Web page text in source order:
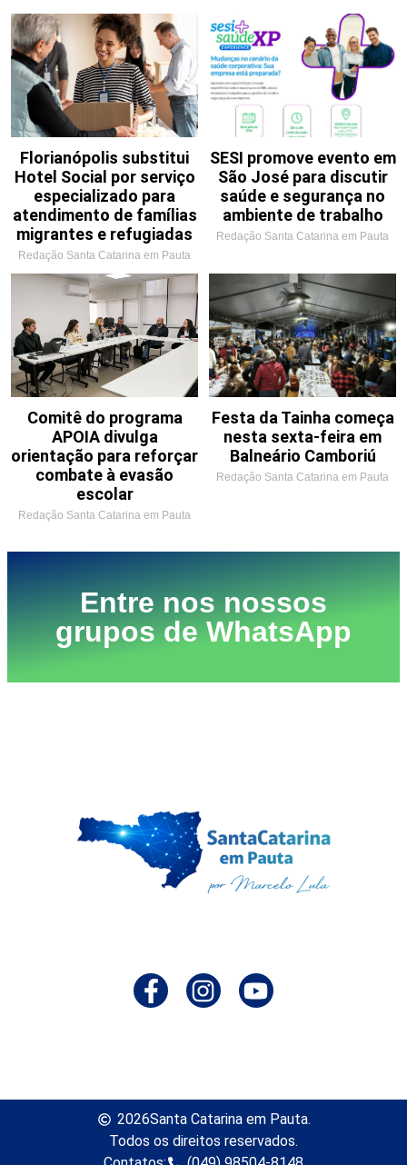
Florianópolis substitui
Hotel Social por serviço
especializado para
atendimento de famílias
migrantes e refugiadas
Redação Santa Catarina em Pauta
SESI promove evento em
São José para discutir
saúde e segurança no
ambiente de trabalho
Redação Santa Catarina em Pauta
Comitê do programa
APOIA divulga
orientação para reforçar
combate à evasão
escolar
Redação Santa Catarina em Pauta
Festa da Tainha começa
nesta sexta-feira em
Balneário Camboriú
Redação Santa Catarina em Pauta
Entre nos nossos
grupos de WhatsApp
2026Santa Catarina em Pauta.
Todos os direitos reservados.